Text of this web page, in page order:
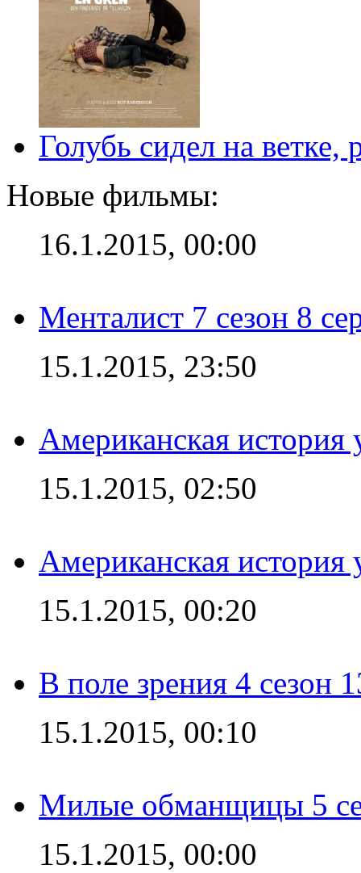
Голубь сидел на
Новые фильмы:
16.1.2015, 00:00
Менталист 7 сезон 8
15.1.2015, 23:50
Американская история
15.1.2015, 02:50
Американская история
15.1.2015, 00:20
В поле зрения 4 сезон
15.1.2015, 00:10
Милые обманщицы 5
15.1.2015, 00:00